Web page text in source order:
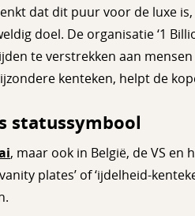
dat dit puur voor de luxe
doel. De organisatie ‘1
te verstrekken aan
kenteken, helpt de
statussymbool
, maar ook in België, de VS en
plates’ of ‘ijdelheid-